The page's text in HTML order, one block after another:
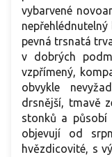
vybarvené
pevná trsnatá
v dobrých
vzpřímený,
obvykle
drsnější, tmavě
stonků a působí
objevují od
hvězdicovité, s